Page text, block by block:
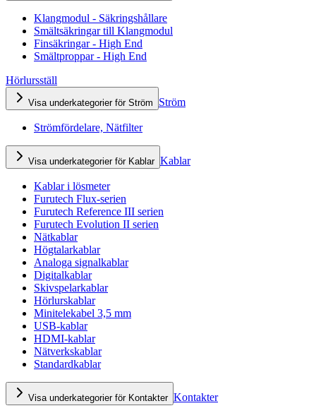
Klangmodul - Säkringshållare
Smältsäkringar till Klangmodul
Finsäkringar - High End
Smältproppar - High End
Hörlursställ
Visa underkategorier för Ström Ström
Strömfördelare, Nätfilter
Visa underkategorier för Kablar Kablar
Kablar i lösmeter
Furutech Flux-serien
Furutech Reference III serien
Furutech Evolution II serien
Nätkablar
Högtalarkablar
Analoga signalkablar
Digitalkablar
Skivspelarkablar
Hörlurskablar
Minitelekabel 3,5 mm
USB-kablar
HDMI-kablar
Nätverkskablar
Standardkablar
Visa underkategorier för Kontakter Kontakter